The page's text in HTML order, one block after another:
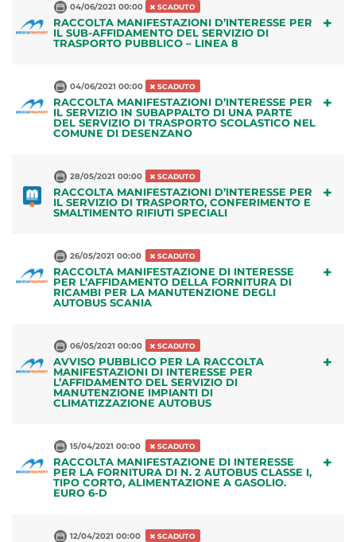
04/06/2021 00:00 SCADUTO
RACCOLTA MANIFESTAZIONI D’INTERESSE PER
IL SUB-AFFIDAMENTO DEL SERVIZIO DI
TRASPORTO PUBBLICO – LINEA 8
+
04/06/2021 00:00 SCADUTO
RACCOLTA MANIFESTAZIONI D’INTERESSE PER
IL SERVIZIO IN SUBAPPALTO DI UNA PARTE
DEL SERVIZIO DI TRASPORTO SCOLASTICO NEL
COMUNE DI DESENZANO
+
28/05/2021 00:00 SCADUTO
RACCOLTA MANIFESTAZIONI D’INTERESSE PER
IL SERVIZIO DI TRASPORTO, CONFERIMENTO E
SMALTIMENTO RIFIUTI SPECIALI
+
26/05/2021 00:00 SCADUTO
RACCOLTA MANIFESTAZIONE DI INTERESSE
PER L’AFFIDAMENTO DELLA FORNITURA DI
RICAMBI PER LA MANUTENZIONE DEGLI
AUTOBUS SCANIA
+
06/05/2021 00:00 SCADUTO
AVVISO PUBBLICO PER LA RACCOLTA
MANIFESTAZIONI DI INTERESSE PER
L’AFFIDAMENTO DEL SERVIZIO DI
MANUTENZIONE IMPIANTI DI
CLIMATIZZAZIONE AUTOBUS
+
15/04/2021 00:00 SCADUTO
RACCOLTA MANIFESTAZIONE DI INTERESSE
PER LA FORNITURA DI N. 2 AUTOBUS CLASSE I,
TIPO CORTO, ALIMENTAZIONE A GASOLIO.
EURO 6-D
+
12/04/2021 00:00 SCADUTO